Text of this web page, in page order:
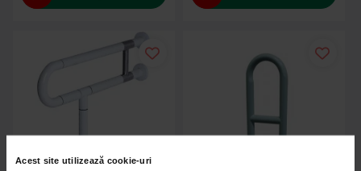
Acest site utilizează cookie-uri